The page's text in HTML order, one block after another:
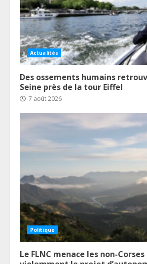
Actualités
Des ossements humains
Seine près de la tour Eiffel
7 août 2026
Politique
Le FLNC menace les non-